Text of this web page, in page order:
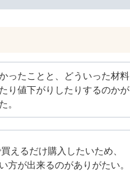
ったことと、どういった材料
り値下がりしたりするのかが
。
えるだけ購入したいため、
方が出来るのがありがたい。